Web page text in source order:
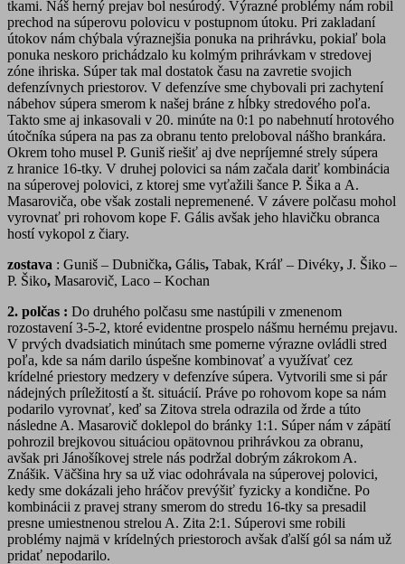
tkami. Náš herný prejav bol nesúrodý. Výrazné problémy nám robil
prechod na súperovu polovicu v postupnom útoku. Pri zakladaní
útokov nám chýbala výraznejšia ponuka na prihrávku, pokiaľ bola
ponuka neskoro prichádzalo ku kolmým prihrávkam v stredovej
zóne ihriska. Súper tak mal dostatok času na zavretie svojich
defenzívnych priestorov. V defenzíve sme chybovali pri zachytení
nábehov súpera smerom k našej bráne z hĺbky stredového poľa.
Takto sme aj inkasovali v 20. minúte na 0:1 po nabehnutí hrotového
útočníka súpera na pas za obranu tento preloboval nášho brankára.
Okrem toho musel P. Guniš riešiť aj dve nepríjemné strely súpera
z hranice 16-tky. V druhej polovici sa nám začala dariť kombinácia
na súperovej polovici, z ktorej sme vyťažili šance P. Šika a A.
Masaroviča, obe však zostali nepremenené. V závere polčasu mohol
vyrovnať pri rohovom kope F. Gális avšak jeho hlavičku obranca
hostí vykopol z čiary.
zostava : Guniš – Dubnička, Gális, Tabak, Kráľ – Divéky, J. Šiko –
P. Šiko, Masarovič, Laco – Kochan
2. polčas : Do druhého polčasu sme nastúpili v zmenenom
rozostavení 3-5-2, ktoré evidentne prospelo nášmu hernému prejavu.
V prvých dvadsiatich minútach sme pomerne výrazne ovládli stred
poľa, kde sa nám darilo úspešne kombinovať a využívať cez
krídelné priestory medzery v defenzíve súpera. Vytvorili sme si pár
nádejných príležitostí a št. situácií. Práve po rohovom kope sa nám
podarilo vyrovnať, keď sa Zitova strela odrazila od žrde a túto
následne A. Masarovič doklepol do bránky 1:1. Súper nám v zápätí
pohrozil brejkovou situáciou opätovnou prihrávkou za obranu,
avšak pri Jánošíkovej strele nás podržal dobrým zákrokom A.
Znášik. Väčšina hry sa už viac odohrávala na súperovej polovici,
kedy sme dokázali jeho hráčov prevýšiť fyzicky a kondične. Po
kombinácii z pravej strany smerom do stredu 16-tky sa presadil
presne umiestnenou strelou A. Zita 2:1. Súperovi sme robili
problémy najmä v krídelných priestoroch avšak ďalší gól sa nám už
pridať nepodarilo.